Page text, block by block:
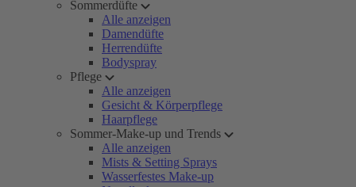
Sommerdüfte
Alle anzeigen
Damendüfte
Herrendüfte
Bodyspray
Pflege
Alle anzeigen
Gesicht & Körperpflege
Haarpflege
Sommer-Make-up und Trends
Alle anzeigen
Mists & Setting Sprays
Wasserfestes Make-up